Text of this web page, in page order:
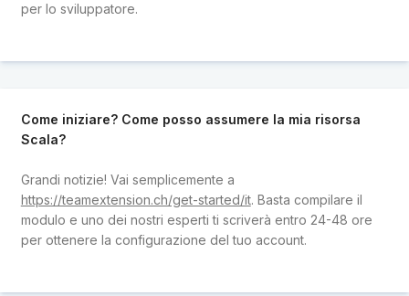
per lo sviluppatore.
Come iniziare? Come posso assumere la mia risorsa
Scala?
Grandi notizie! Vai semplicemente a
https://teamextension.ch/get-started/it. Basta compilare il
modulo e uno dei nostri esperti ti scriverà entro 24-48 ore
per ottenere la configurazione del tuo account.